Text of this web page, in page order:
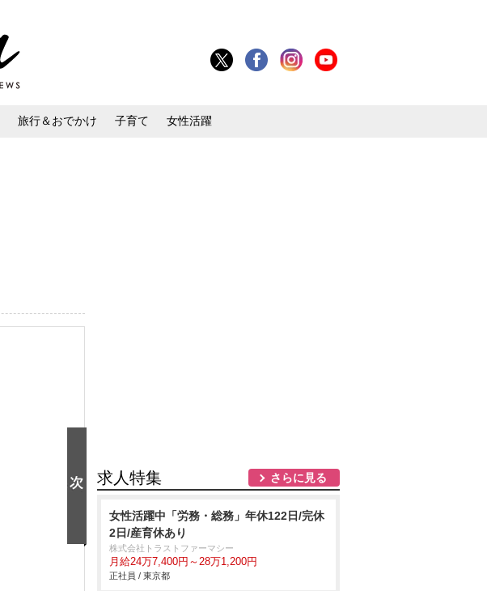
旅行＆おでかけ 子育て 女性活躍
求人特集 さらに見る
女性活躍中「労務・総務」年休122日/完休
2日/産育休あり
株式会社トラストファーマシー
月給24万7,400円～28万1,200円
正社員 / 東京都